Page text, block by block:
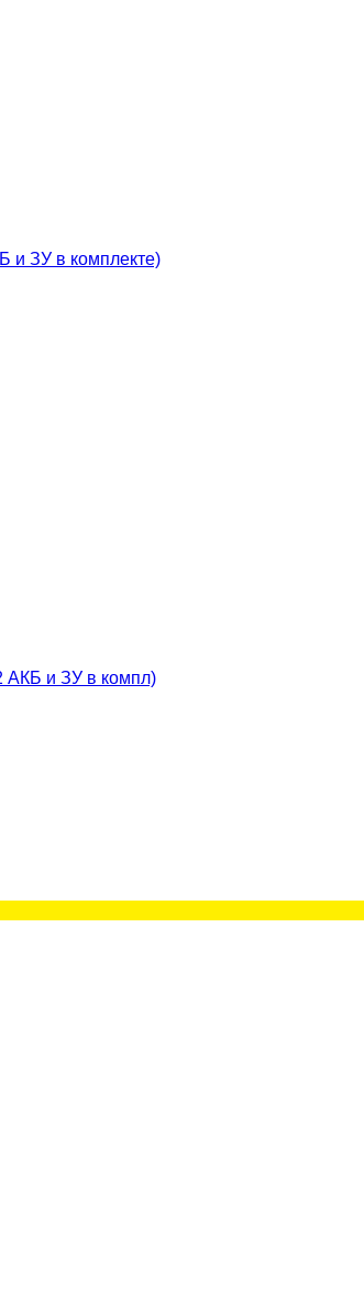
и ЗУ в комплекте)
АКБ и ЗУ в компл)